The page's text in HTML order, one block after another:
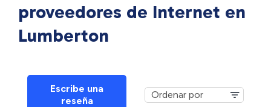
proveedores de Internet en
Lumberton
Escribe una
reseña